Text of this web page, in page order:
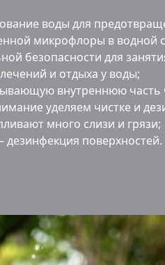
воды для
микрофлоры в водной
безопасности для
и отдыха у воды;
внутреннюю
уделяем чистке и
много слизи и грязи;
поверхностей.